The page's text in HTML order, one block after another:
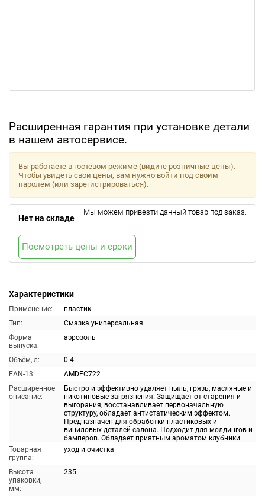
Расширенная гарантия при установке детали
в нашем автосервисе.
Характеристики
Применение:
пластик
Тип:
Смазка универсальная
Форма
выпуска:
аэрозоль
Объём, л:
0.4
EAN-13:
AMDFC722
Расширенное
описание:
Быстро и эффективно удаляет пыль, грязь, масляные и
никотиновые загрязнения. Защищает от старения и
выгорания, восстанавливает первоначальную
структуру, обладает антистатическим эффектом.
Предназначен для обработки пластиковых и
виниловых деталей салона. Подходит для молдингов и
бамперов. Обладает приятным ароматом клубники.
Товарная
группа:
уход и очистка
Высота
упаковки,
мм:
235
Вы работаете в гостевом режиме (видите розничные цены).
Чтобы увидеть свои цены, вам нужно войти под своим
паролем (или зарегистрироваться).
Нет на складе
Мы можем привезти данный товар под заказ.
Посмотреть цены и сроки